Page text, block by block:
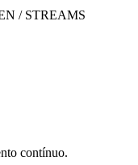
/ STREAMS
contínuo.